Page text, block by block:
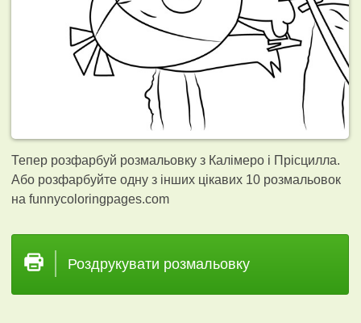
Тепер розфарбуй розмальовку з Калімеро і Прісцилла.
Або розфарбуйте одну з інших цікавих 10 розмальовок
на funnycoloringpages.com
Роздрукувати розмальовку